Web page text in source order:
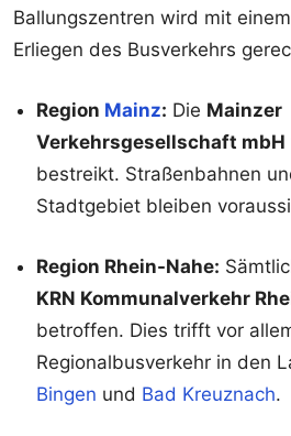
Ballungszentren wird mit
Erliegen des Busverkehrs
Region Mainz: Die Mainzer
Verkehrsgesellschaft mbH
bestreikt. Straßenbahnen
Stadtgebiet bleiben
Region Rhein-Nahe:
KRN Kommunalverkehr
betroffen. Dies trifft vor
Regionalbusverkehr in den
Bingen und Bad Kreuznach.